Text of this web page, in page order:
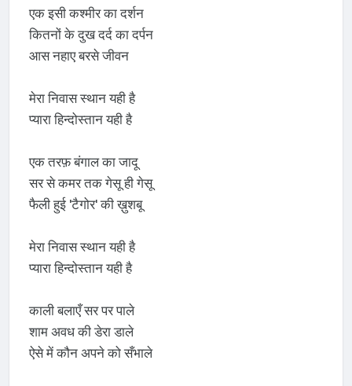
एक इसी कश्मीर का दर्शन
कितनों के दुख दर्द का दर्पन
आस नहाए बरसे जीवन
मेरा निवास स्थान यही है
प्यारा हिन्दोस्तान यही है
एक तरफ़ बंगाल का जादू
सर से कमर तक गेसू ही गेसू
फैली हुई 'टैगोर' की ख़ुशबू
मेरा निवास स्थान यही है
प्यारा हिन्दोस्तान यही है
काली बलाएँ सर पर पाले
शाम अवध की डेरा डाले
ऐसे में कौन अपने को सँभाले